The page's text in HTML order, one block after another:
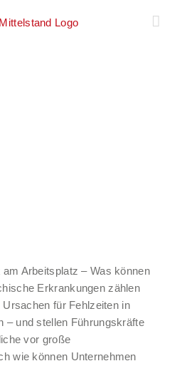
Arbeitsplatz – Was können
Erkrankungen zählen
für Fehlzeiten in
– und stellen Führungskräfte
vor große
wie können Unternehmen